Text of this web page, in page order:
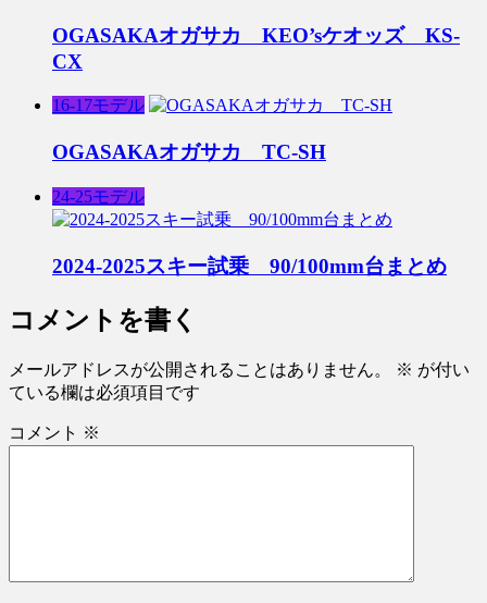
OGASAKAオガサカ KEO’sケオッズ KS-
CX
16-17モデル
OGASAKAオガサカ TC-SH
24-25モデル
2024-2025スキー試乗 90/100mm台まとめ
コメントを書く
メールアドレスが公開されることはありません。 ※ が付い
ている欄は必須項目です
コメント ※